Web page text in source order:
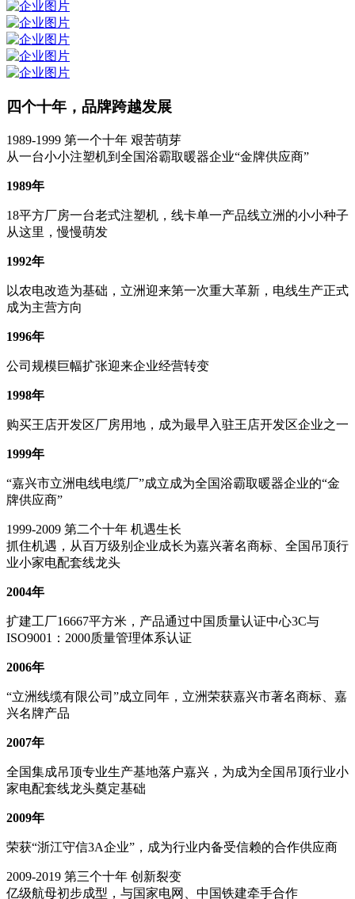
四个十年，品牌跨越发展
1989-1999 第一个十年 艰苦萌芽
从一台小小注塑机到全国浴霸取暖器企业“金牌供应商”
1989年
18平方厂房一台老式注塑机，线卡单一产品线立洲的小小种子
从这里，慢慢萌发
1992年
以农电改造为基础，立洲迎来第一次重大革新，电线生产正式
成为主营方向
1996年
公司规模巨幅扩张迎来企业经营转变
1998年
购买王店开发区厂房用地，成为最早入驻王店开发区企业之一
1999年
“嘉兴市立洲电线电缆厂”成立成为全国浴霸取暖器企业的“金
牌供应商”
1999-2009 第二个十年 机遇生长
抓住机遇，从百万级别企业成长为嘉兴著名商标、全国吊顶行
业小家电配套线龙头
2004年
扩建工厂16667平方米，产品通过中国质量认证中心3C与
ISO9001：2000质量管理体系认证
2006年
“立洲线缆有限公司”成立同年，立洲荣获嘉兴市著名商标、嘉
兴名牌产品
2007年
全国集成吊顶专业生产基地落户嘉兴，为成为全国吊顶行业小
家电配套线龙头奠定基础
2009年
荣获“浙江守信3A企业”，成为行业内备受信赖的合作供应商
2009-2019 第三个十年 创新裂变
亿级航母初步成型，与国家电网、中国铁建牵手合作